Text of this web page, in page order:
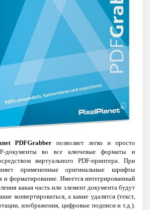
PDFGrabberпозволяет легко и просто
документы во все ключевые форматы и
виртуального PDF-принтера. При
примененные оригинальные шрифты
и форматирование. Имеется интегрированный
какая часть или элемент документа будут
конвертироваться, а какие удалятся (текст,
изображения, цифровые подписи и т.д.).